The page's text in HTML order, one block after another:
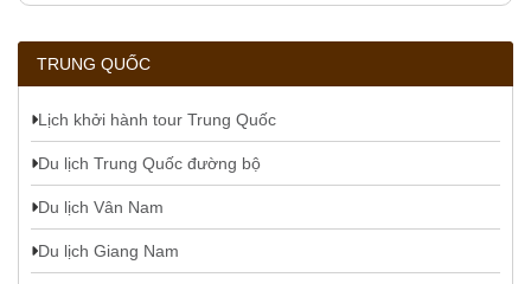
TRUNG QUỐC
Lịch khởi hành tour Trung Quốc
Du lịch Trung Quốc đường bộ
Du lịch Vân Nam
Du lịch Giang Nam